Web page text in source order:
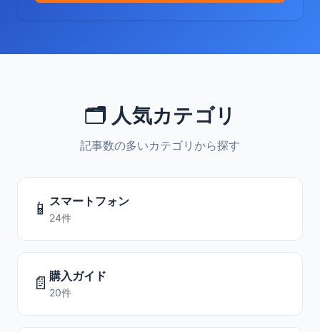
🗂️ 人気カテゴリ
記事数の多いカテゴリから探す
📱 スマートフォン
24件
📄 購入ガイド
20件